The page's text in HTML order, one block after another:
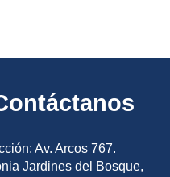
Av. Arcos 767.
Jardines del Bosque,